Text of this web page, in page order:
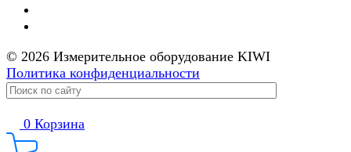
© 2026 Измерительное оборудование KIWI
Политика конфиденциальности
0 Корзина